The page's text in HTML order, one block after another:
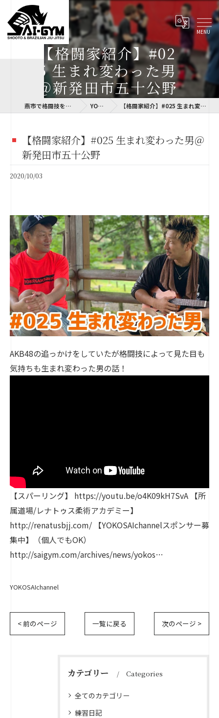
【格闘家紹介】#02
5 生まれ変わった男
＠新発田市五十公野
燕市で格闘技を指導するSAI-GYM YOKOLOG 【格闘家紹介】#025 生まれ変わった男＠新発田市五十公野
【格闘家紹介】#025 生まれ変わった男＠
新発田市五十公野
2020/10/03
AKB48の追っかけをしていたが格闘技によって見た目も
気持ちも生まれ変わった男の話！
【スパーリング】 https://youtu.be/o4K09kH7SvA 【所
属道場/レナトゥス柔術アカデミー】
http://renatusbjj.com/ 【YOKOSAIchannelスポンサー募
集中】（個人でもOK）
http://saigym.com/archives/news/yokos…
YOKOSAIchannel
< 前のページ 一覧に戻る 次のページ >
カテゴリー Categories
全てのカテゴリー
練習日記